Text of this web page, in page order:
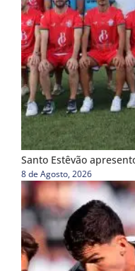
Santo Estêvão
8 de Agosto, 2026